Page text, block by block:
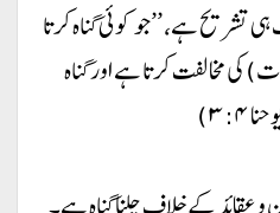
ہے، ’’جو کوئی گناہ کرتا
کی مخالفت کرتا ہے اور گناہ